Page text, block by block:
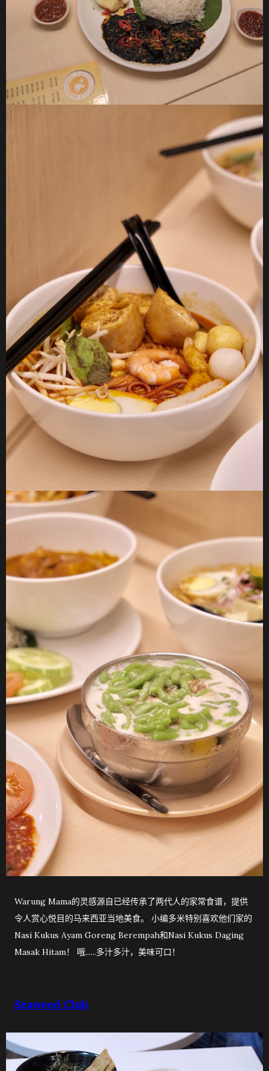
Warung Mama的灵感源自已经传承了两代人的家常食谱，提供
令人赏心悦目的马来西亚当地美食。 小编多米特别喜欢他们家的
Nasi Kukus Ayam Goreng Berempah和Nasi Kukus Daging
Masak Hitam！ 哦......多汁多汁，美味可口！
Seaweed Club